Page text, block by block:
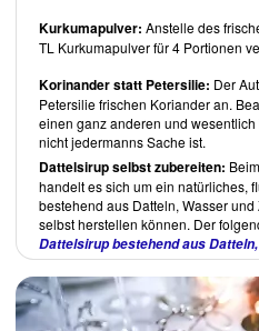
Bohnenspass
Grossartiges Getreide
Beilagen
Süsses
Getränke
Grundrezepte:
Hier finden Sie Rezepte wie die
gemachtenDattelsirup, den Sie für
können.
Frühstück:
Süsses, wie derSommerliche
und Nüsse. Aber auch herzhaftes,
Kurkumapulver: Anstelle des
TL Kurkumapulver für 4 Portionen
Korinander statt Petersilie: Der
Petersilie frischen Koriander an.
einen ganz anderen und
nicht jedermanns Sache ist.
Dattelsirup selbst zubereiten:
handelt es sich um ein natürliches,
bestehend aus Datteln, Wasser
selbst herstellen können. Der
Dattelsirup bestehend aus